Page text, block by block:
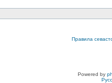
Правила
Powered by